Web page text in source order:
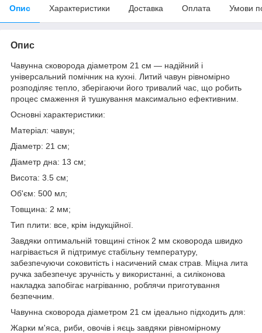
Опис Характеристики Доставка Оплата Умови
Опис
Чавунна сковорода діаметром 21 см — надійний і
універсальний помічник на кухні. Литий чавун рівномірно
розподіляє тепло, зберігаючи його тривалий час, що робить
процес смаження й тушкування максимально ефективним.
Основні характеристики:
Матеріал: чавун;
Діаметр: 21 см;
Діаметр дна: 13 см;
Висота: 3.5 см;
Об'єм: 500 мл;
Товщина: 2 мм;
Тип плити: все, крім індукційної.
Завдяки оптимальній товщині стінок 2 мм сковорода швидко
нагрівається й підтримує стабільну температуру,
забезпечуючи соковитість і насичений смак страв. Міцна лита
ручка забезпечує зручність у використанні, а силіконова
накладка запобігає нагріванню, роблячи приготування
безпечним.
Чавунна сковорода діаметром 21 см ідеально підходить для:
Жарки м'яса, риби, овочів і яєць завдяки рівномірному